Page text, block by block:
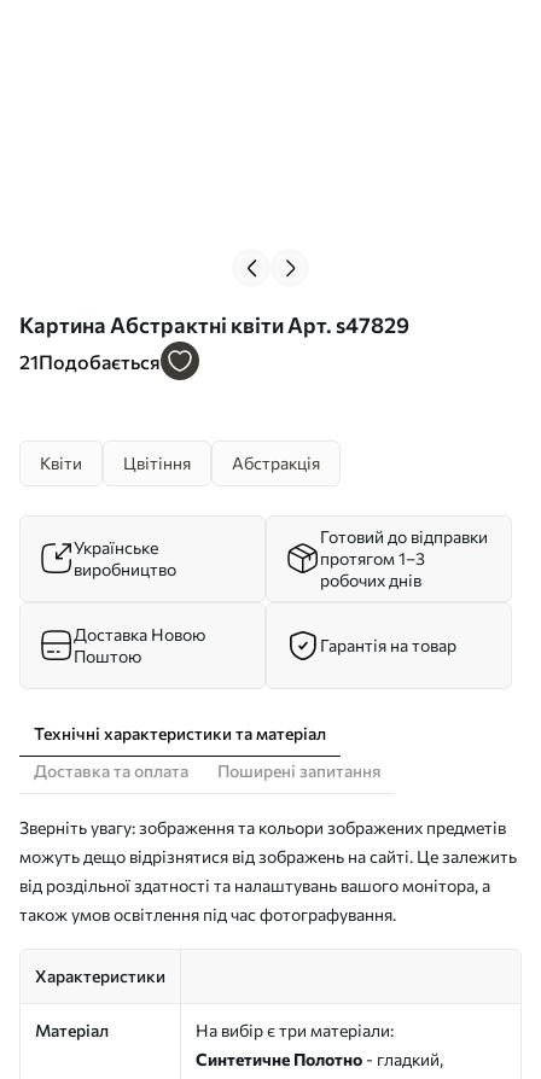
Картина Абстрактні квіти Арт. s47829
21Подобається
Квіти Цвітіння Абстракція
Українське
виробництво
Готовий до відправки
протягом 1–3
робочих днів
Доставка Новою
Поштою
Гарантія на товар
Технічні характеристики та матеріал
Доставка та оплата
Поширені запитання
Зверніть увагу: зображення та кольори зображених предметів
можуть дещо відрізнятися від зображень на сайті. Це залежить
від роздільної здатності та налаштувань вашого монітора, а
також умов освітлення під час фотографування.
Характеристики
Матеріал
На вибір є три матеріали:
Синтетичне Полотно - гладкий,